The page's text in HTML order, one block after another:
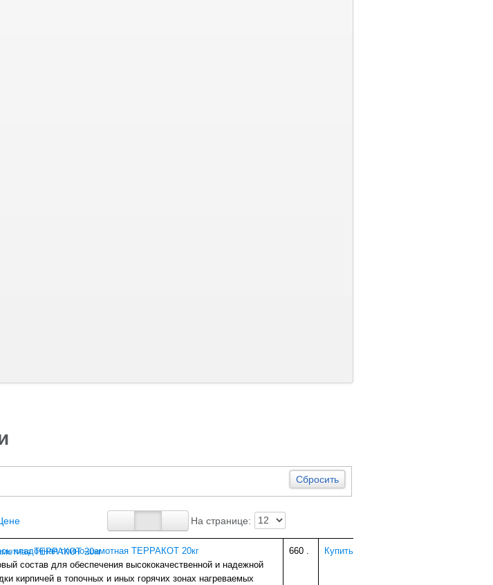
Сбросить
На странице:
кладочная глино-шамотная ТЕРРАКОТ 20кг
состав для обеспечения высококачественной и надежной
кирпичей в топочных и иных горячих зонах нагреваемых
660 . Купить